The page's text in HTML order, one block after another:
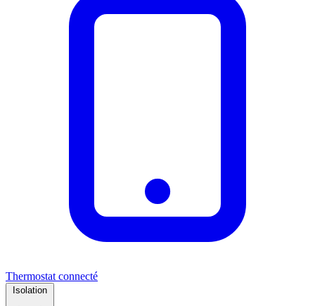
Thermostat connecté